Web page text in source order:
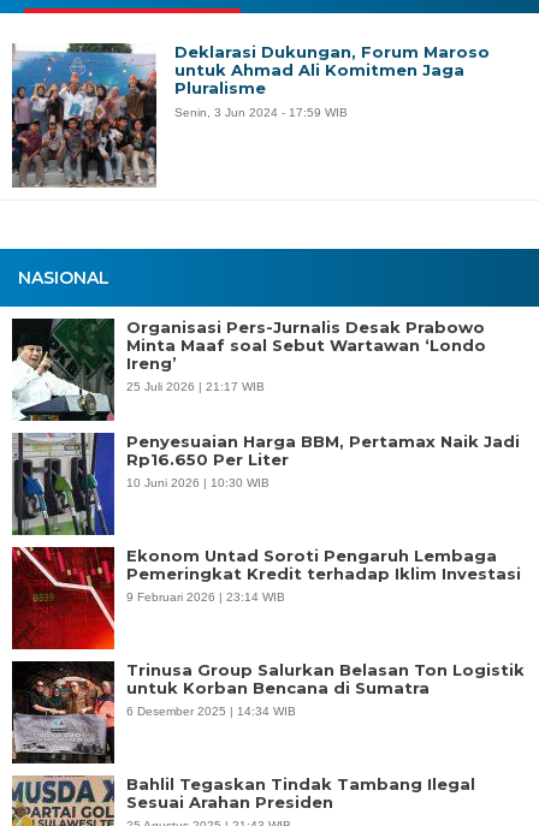
NASIONAL
Organisasi Pers-Jurnalis Desak Prabowo
Minta Maaf soal Sebut Wartawan ‘Londo
Ireng’
25 Juli 2026 | 21:17 WIB
Penyesuaian Harga BBM, Pertamax Naik Jadi
Rp16.650 Per Liter
10 Juni 2026 | 10:30 WIB
Ekonom Untad Soroti Pengaruh Lembaga
Pemeringkat Kredit terhadap Iklim Investasi
9 Februari 2026 | 23:14 WIB
Trinusa Group Salurkan Belasan Ton Logistik
untuk Korban Bencana di Sumatra
6 Desember 2025 | 14:34 WIB
Bahlil Tegaskan Tindak Tambang Ilegal
Sesuai Arahan Presiden
Deklarasi Dukungan, Forum Maroso
untuk Ahmad Ali Komitmen Jaga
Pluralisme
Senin, 3 Jun 2024 - 17:59 WIB